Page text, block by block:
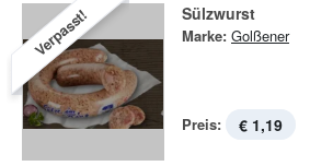
Verpasst! Sülzwurst
Marke: Golßener
Preis: € 1,19